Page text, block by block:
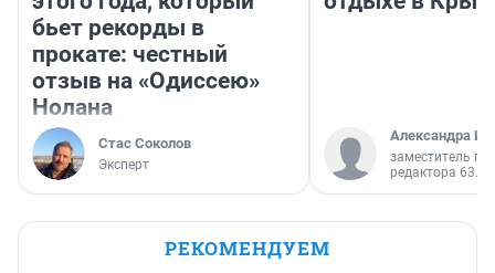
бьет рекорды в
прокате: честный
отзыв на «Одиссею»
Нолана
Стас Соколов
Эксперт
Александра
заместитель
редактора 63.RU
РЕКОМЕНДУЕМ